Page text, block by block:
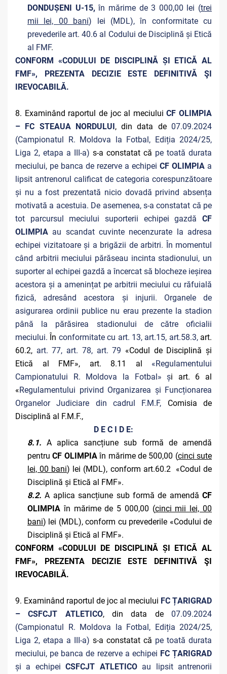
DONDUȘENI U-15,în mărime de 3 000,00 lei (trei
mii lei, 00 bani) lei (MDL), în conformitate cu
prevederile art. 40.6 al Codului de Disciplină și Etică
al FMF.
CONFORM «CODULUI DE DISCIPLINĂ ȘI ETICĂ AL
FMF», PREZENTA DECIZIE ESTE DEFINITIVĂ ŞI
IREVOCABILĂ.
8. Examinând raportul de joc al meciuluiCF OLIMPIA
– FC STEAUA NORDULUI, din data de 07.09.2024
(Campionatul R. Moldova la Fotbal, Ediția 2024/25,
Liga 2, etapa a III-a) s-a constatat că pe toată durata
meciului, pe banca de rezerve a echipei CF OLIMPIA a
lipsit antrenorul calificat de categoria corespunzătoare
și nu a fost prezentată nicio dovadă privind absența
motivată a acestuia. De asemenea, s-a constatat că pe
tot parcursul meciului suporterii echipei gazdă CF
OLIMPIA au scandat cuvinte necenzurate la adresa
echipei vizitatoare și a brigăzii de arbitri. În momentul
când arbitrii meciului părăseau incinta stadionului, un
suporter al echipei gazdă a încercat să blocheze ieșirea
acestora și a amenințat pe arbitrii meciului cu răfuială
fizică, adresând acestora și injurii. Organele de
asigurarea ordinii publice nu erau prezente la stadion
până la părăsirea stadionului de către oficialii
meciului. În conformitate cu art. 13, art.15, art.58.3, art.
60.2, art. 77, art. 78, art. 79 «Codul de Disciplină și
Etică al FMF», art. 8.11 al «Regulamentului
Campionatului R. Moldova la Fotbal» și art. 6 al
«Regulamentului privind Organizarea și Funcționarea
Organelor Judiciare din cadrul F.M.F, Comisia de
Disciplină al F.M.F.,
D E C I D E:
8.1. A aplica sancțiune sub formă de amendă
pentruCF OLIMPIAîn mărime de 500,00 (cinci sute
lei, 00 bani) lei (MDL), conform art.60.2 «Codul de
Disciplină și Etică al FMF».
8.2.A aplica sancțiune sub formă de amendă CF
OLIMPIAîn mărime de 5 000,00 (cinci mii lei, 00
bani) lei (MDL), conform cu prevederile «Codului de
Disciplină și Etică al FMF».
CONFORM «CODULUI DE DISCIPLINĂ ȘI ETICĂ AL
FMF», PREZENTA DECIZIE ESTE DEFINITIVĂ ŞI
IREVOCABILĂ.
9. Examinând raportul de joc al meciului FC ȚARIGRAD
– CSFCJT ATLETICO, din data de 07.09.2024
(Campionatul R. Moldova la Fotbal, Ediția 2024/25,
Liga 2, etapa a III-a) s-a constatat că pe toată durata
meciului, pe banca de rezerve a echipei FC ȚARIGRAD
și a echipeiCSFCJT ATLETICOau lipsit antrenorii